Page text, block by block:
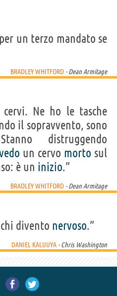
un terzo mandato se
BRADLEY WHITFORD - Dean Armitage
Ne ho le tasche
il sopravvento, sono
distruggendo
un cervo morto sul
è un inizio.”
BRADLEY WHITFORD - Dean Armitage
divento nervoso.”
DANIEL KALUUYA - Chris Washington